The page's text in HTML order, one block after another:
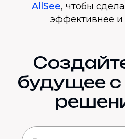
AllSee, чтобы
эффективнее
будущее